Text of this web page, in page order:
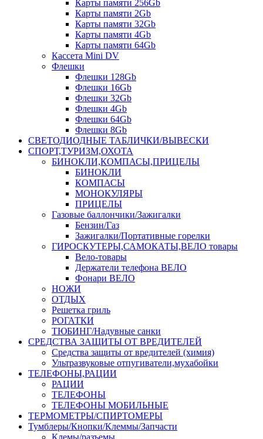
Карты памяти 256Gb
Карты памяти 2Gb
Карты памяти 32Gb
Карты памяти 4Gb
Карты памяти 64Gb
Кассета Mini DV
Флешки
Флешки 128Gb
Флешки 16Gb
Флешки 32Gb
Флешки 4Gb
Флешки 64Gb
Флешки 8Gb
СВЕТОДИОДНЫЕ ТАБЛИЧКИ/ВЫВЕСКИ
СПОРТ,ТУРИЗМ,ОХОТА
БИНОКЛИ,КОМПАСЫ,ПРИЦЕЛЫ
БИНОКЛИ
КОМПАСЫ
МОНОКУЛЯРЫ
ПРИЦЕЛЫ
Газовые баллончики/Зажигалки
Бензин/Газ
Зажигалки/Портативные горелки
ГИРОСКУТЕРЫ,САМОКАТЫ,ВЕЛО товары
Вело-товары
Держатели телефона ВЕЛО
Фонари ВЕЛО
НОЖИ
ОТДЫХ
Решетка гриль
РОГАТКИ
ТЮБИНГ/Надувные санки
СРЕДСТВА ЗАЩИТЫ ОТ ВРЕДИТЕЛЕЙ
Средства защиты от вредителей (химия)
Ультразвуковые отпугиватели,мухабойки
ТЕЛЕФОНЫ,РАЦИИ
РАЦИИ
ТЕЛЕФОНЫ
ТЕЛЕФОНЫ МОБИЛЬНЫЕ
ТЕРМОМЕТРЫ/СПИРТОМЕРЫ
Тумблеры/Кнопки/Клеммы/Запчасти
Клемы/разъемы